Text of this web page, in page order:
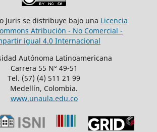
Juris se distribuye bajo una Licencia
Atribución - No Comercial -
igual 4.0 Internacional
Autónoma Latinoamericana
Carrera 55 N° 49-51
Tel. (57) (4) 511 21 99
Medellín, Colombia.
www.unaula.edu.co